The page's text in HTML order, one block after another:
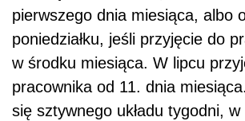
pierwszego dnia miesiąca, albo
poniedziałku, jeśli przyjęcie do
w środku miesiąca. W lipcu
pracownika od 11. dnia
się sztywnego układu tygodni,